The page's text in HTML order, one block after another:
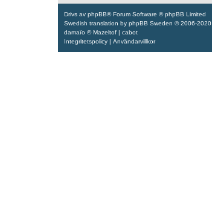
Drivs av phpBB® Forum Software © phpBB Limited
Swedish translation by phpBB Sweden © 2006-2020
damaïo ©Mazeltof | cabot
Integritetspolicy | Användarvillkor